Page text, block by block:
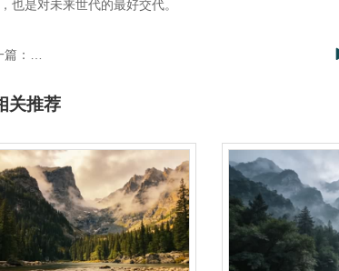
也是对未来世代的最好交代。
：
关推荐